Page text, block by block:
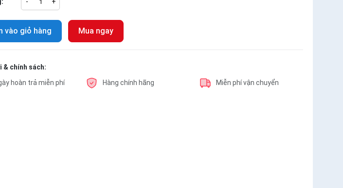
vào giỏ hàng Mua ngay
& chính sách:
hoàn trả miễn phí Hàng chính hãng Miễn phí vận chuyển